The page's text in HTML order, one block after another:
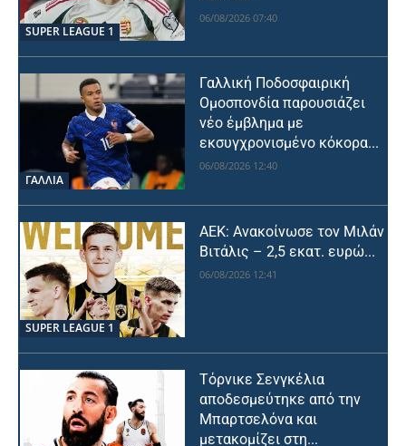
SUPER LEAGUE 1
06/08/2026 07:40
ΓΑΛΛΙΑ
Γαλλική Ποδοσφαιρική
Ομοσπονδία παρουσιάζει
νέο έμβλημα με
εκσυγχρονισμένο κόκορα...
06/08/2026 12:40
SUPER LEAGUE 1
ΑΕΚ: Ανακοίνωσε τον Μιλάν
Βιτάλις – 2,5 εκατ. ευρώ...
06/08/2026 12:41
Τόρνικε Σενγκέλια
αποδεσμεύτηκε από την
Μπαρτσελόνα και
μετακομίζει στη...